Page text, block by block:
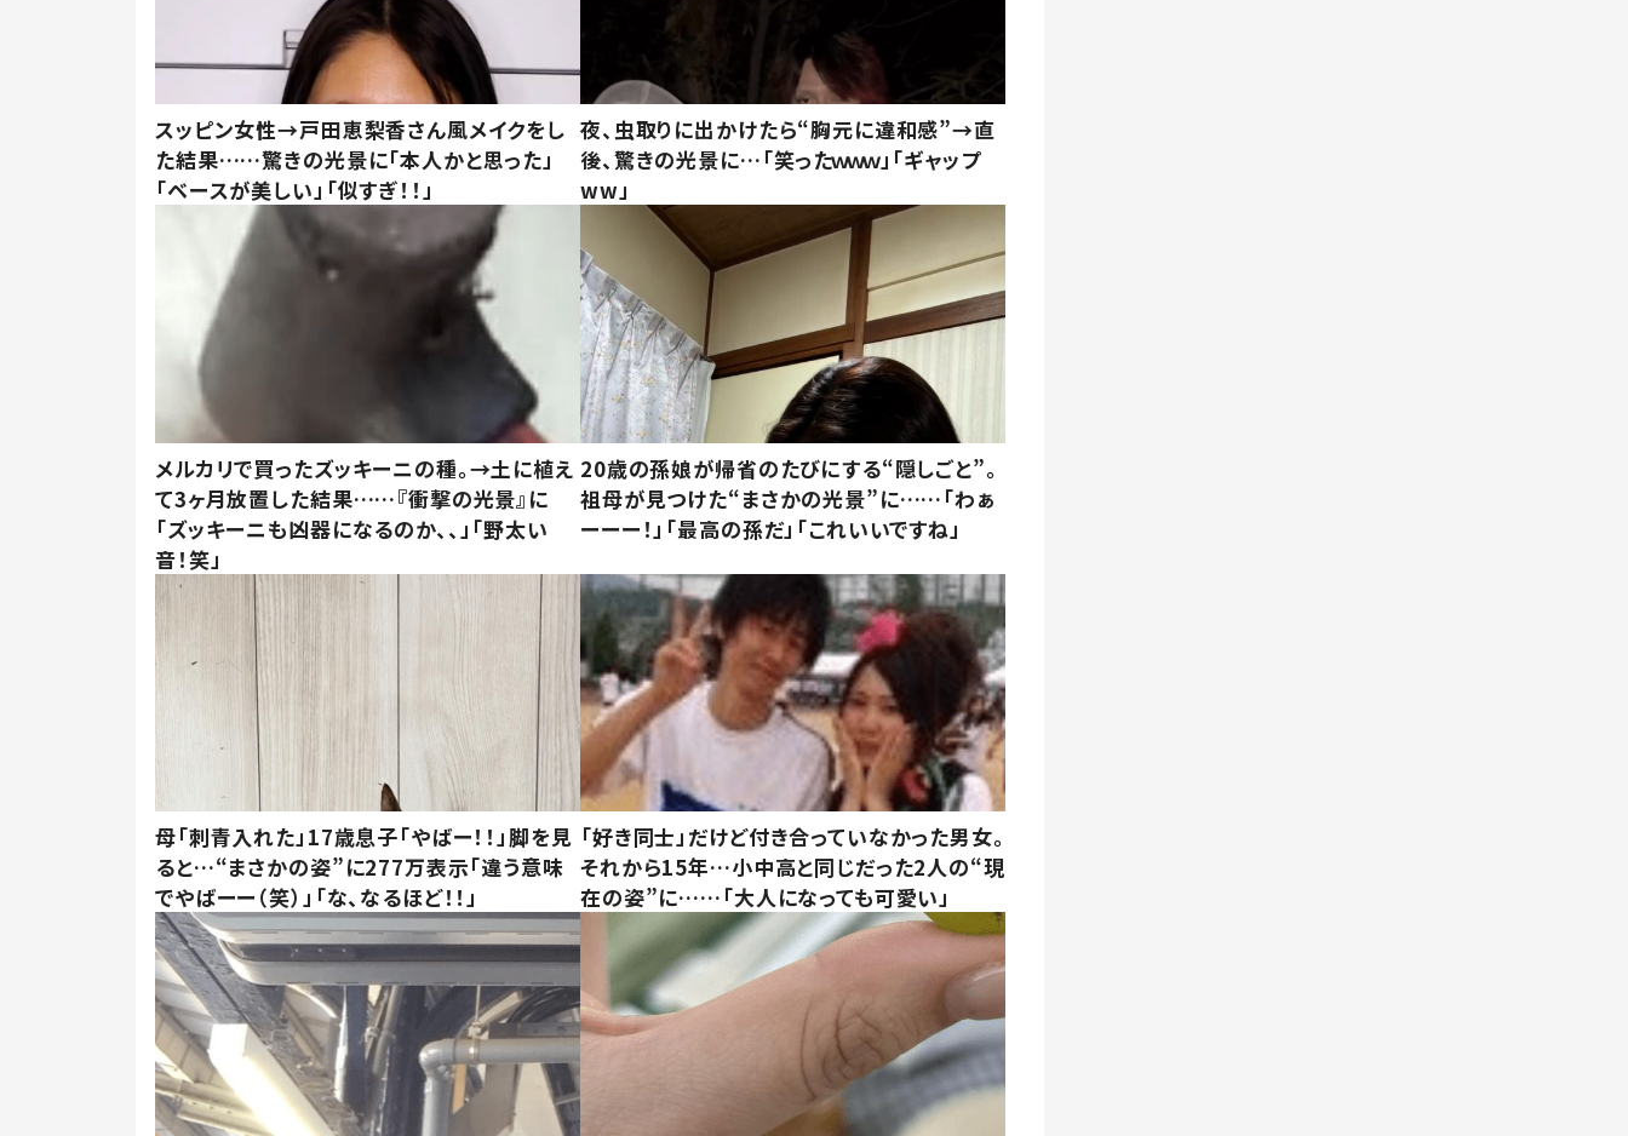
スッピン女性→戸田恵梨香さん風メイクをし
た結果……驚きの光景に「本人かと思った」
「ベースが美しい」「似すぎ！！」
夜、虫取りに出かけたら“胸元に違和感”→直
後、驚きの光景に…「笑ったｗｗｗ」「ギャップ
ww」
メルカリで買ったズッキーニの種。→土に植え
て3ヶ月放置した結果……『衝撃の光景』に
「ズッキーニも凶器になるのか、、」「野太い
音！笑」
20歳の孫娘が帰省のたびにする“隠しごと”。
祖母が見つけた“まさかの光景”に……「わぁ
ーーー！」「最高の孫だ」「これいいですね」
母「刺青入れた」17歳息子「やばー！！」脚を見
ると…“まさかの姿”に277万表示「違う意味
でやばーー（笑）」「な、なるほど！！」
「好き同士」だけど付き合っていなかった男女。
それから15年…小中高と同じだった2人の“現
在の姿”に……「大人になっても可愛い」